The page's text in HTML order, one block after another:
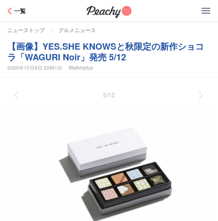
一覧
ニューストップ > グルメニュース
【画像】YES.SHE KNOWSと秋限定の新作ショコ
ラ「WAGURI Noir」発売 5/12
2025年10月8日 20時1分 Walkerplus
5/12